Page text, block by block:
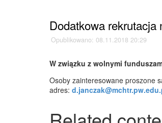
Dodatkowa
Opublikowano: 08.11.2018 20:29
W związku z wolnymi
Osoby zainteresowane proszone
adres: